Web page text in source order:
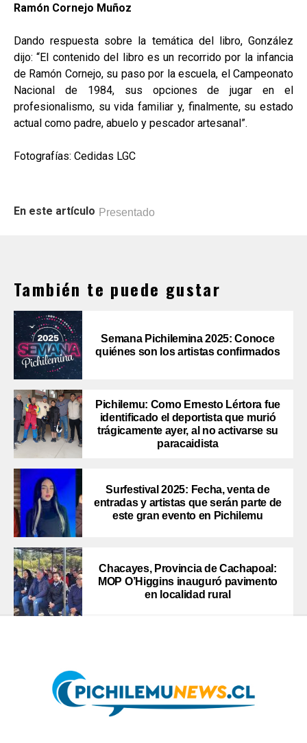
Ramón Cornejo Muñoz
Dando respuesta sobre la temática del libro, González
dijo: “El contenido del libro es un recorrido por la infancia
de Ramón Cornejo, su paso por la escuela, el Campeonato
Nacional de 1984, sus opciones de jugar en el
profesionalismo, su vida familiar y, finalmente, su estado
actual como padre, abuelo y pescador artesanal”.
Fotografías: Cedidas LGC
En este artículo Presentado
También te puede gustar
Semana Pichilemina 2025: Conoce
quiénes son los artistas confirmados
Pichilemu: Como Ernesto Lértora fue
identificado el deportista que murió
trágicamente ayer, al no activarse su
paracaidista
Surfestival 2025: Fecha, venta de
entradas y artistas que serán parte de
este gran evento en Pichilemu
Chacayes, Provincia de Cachapoal:
MOP O’Higgins inauguró pavimento
en localidad rural